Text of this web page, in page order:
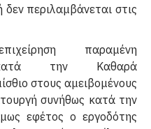
περιλαμβάνεται στις
παραμένη
την Kαθαρά
στους αμειβομένους
συνήθως κατά την
εφέτος ο εργοδότης